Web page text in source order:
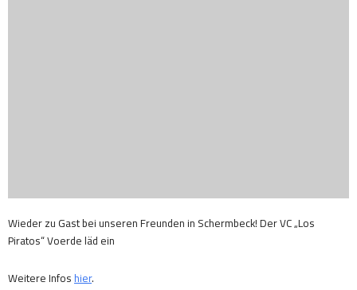
Wieder zu Gast bei unseren Freunden in Schermbeck! Der VC „Los
Piratos“ Voerde läd ein
Weitere Infos hier.